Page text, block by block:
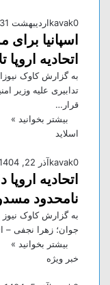
kavakاردیبهشت 31, 1405 0
اسپانیا
اتحادیه
به گزارش کاوک
تدابیری علیه وزیر
قرار…
بیشتر بخوانید »
اسلاید
kavakآذر 22, 1404 0
اتحادیه
نامحدود
جوان؛ زهرا نجفی –
بیشتر بخوانید »
خبر ویژه